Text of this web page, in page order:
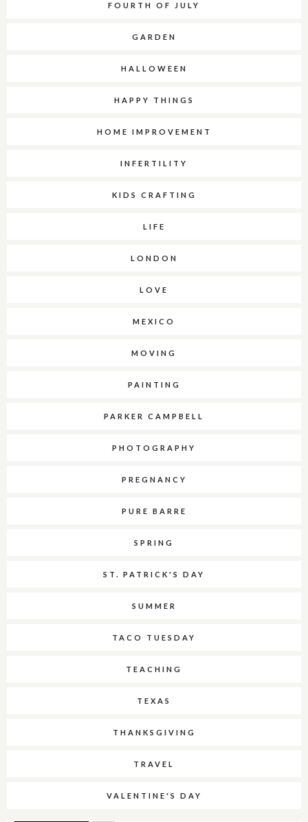
FOURTH OF JULY
GARDEN
HALLOWEEN
HAPPY THINGS
HOME IMPROVEMENT
INFERTILITY
KIDS CRAFTING
LIFE
LONDON
LOVE
MEXICO
MOVING
PAINTING
PARKER CAMPBELL
PHOTOGRAPHY
PREGNANCY
PURE BARRE
SPRING
ST. PATRICK'S DAY
SUMMER
TACO TUESDAY
TEACHING
TEXAS
THANKSGIVING
TRAVEL
VALENTINE'S DAY